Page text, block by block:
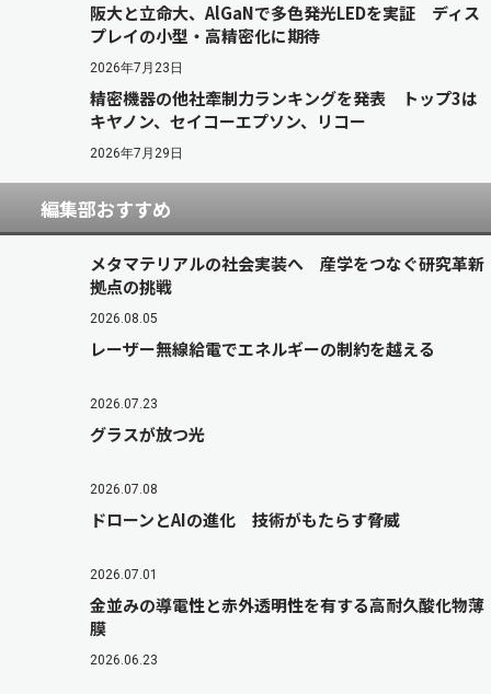
阪大と立命大、AlGaNで多色発光LEDを実証 ディス
プレイの小型・高精密化に期待
2026年7月23日
精密機器の他社牽制力ランキングを発表 トップ3は
キヤノン、セイコーエプソン、リコー
2026年7月29日
編集部おすすめ
メタマテリアルの社会実装へ 産学をつなぐ研究革新
拠点の挑戦
2026.08.05
レーザー無線給電でエネルギーの制約を越える
2026.07.23
グラスが放つ光
2026.07.08
ドローンとAIの進化 技術がもたらす脅威
2026.07.01
金並みの導電性と赤外透明性を有する高耐久酸化物薄
膜
2026.06.23